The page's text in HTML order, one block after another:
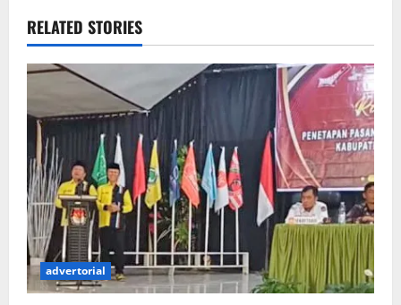
RELATED STORIES
advertorial